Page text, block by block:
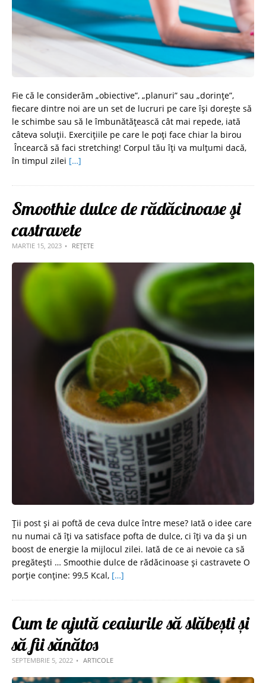
Fie că le considerăm „obiective”, „planuri” sau „dorințe”,
fiecare dintre noi are un set de lucruri pe care își dorește să
le schimbe sau să le îmbunătățească cât mai repede, iată
câteva soluții. Exercițiile pe care le poți face chiar la birou
Încearcă să faci stretching! Corpul tău îți va mulțumi dacă,
în timpul zilei […]
Smoothie dulce de rădăcinoase şi
castravete
MARTIE 15, 2023 REȚETE
Ții post și ai poftă de ceva dulce între mese? Iată o idee care
nu numai că îți va satisface pofta de dulce, ci îți va da și un
boost de energie la mijlocul zilei. Iată de ce ai nevoie ca să
pregătești … Smoothie dulce de rădăcinoase şi castravete O
porție conține: 99,5 Kcal, […]
Cum te ajută ceaiurile să slăbești și
să fii sănătos
SEPTEMBRIE 5, 2022 ARTICOLE